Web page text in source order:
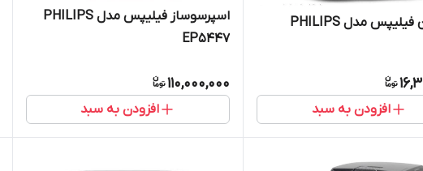
سرخ کن فیلیپس مدل PHILIPS
افزودن به سبد
اسپرسوساز فیلیپس مدل PHILIPS
EP5447
110,000,000
افزودن به سبد